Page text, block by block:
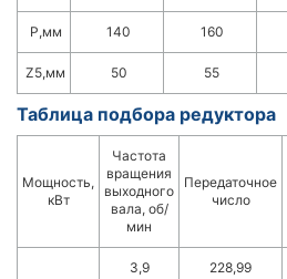
Р,мм 140 160
Z5,мм 50 55
Таблица подбора редуктора
Мощность,
кВт
Частота
вращения
выходного
вала, об/
мин
Передаточное
число
3,9 228,99